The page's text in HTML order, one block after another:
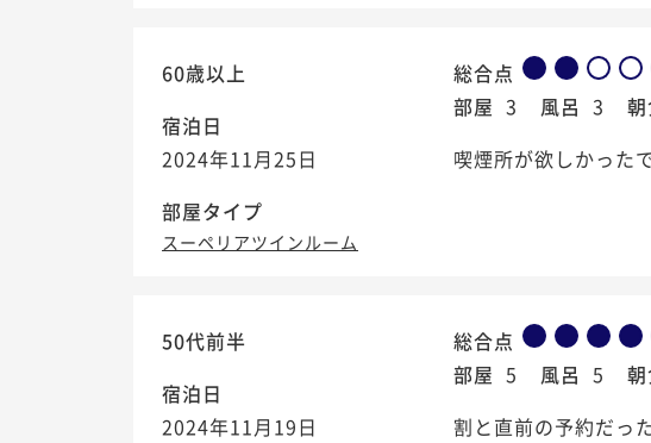
60歳以上
宿泊日
2024年11月25日
部屋タイプ
スーペリアツインルーム
総合点
部屋 3 風呂 3
喫煙所が欲しかった
50代前半
宿泊日
2024年11月19日
総合点
部屋 5 風呂 5
割と直前の予約だっ